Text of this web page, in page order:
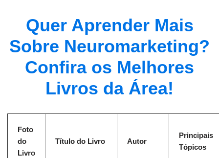
Quer Aprender Mais
Sobre Neuromarketing?
Confira os Melhores
Livros da Área!
Foto
do
Livro
Título do Livro Autor
Principais
Tópicos